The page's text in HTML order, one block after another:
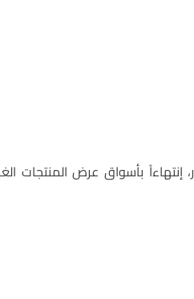
إنتهاءاً بأسواق عرض المنتجات